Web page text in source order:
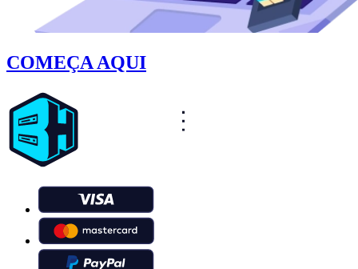
COMEÇA AQUI